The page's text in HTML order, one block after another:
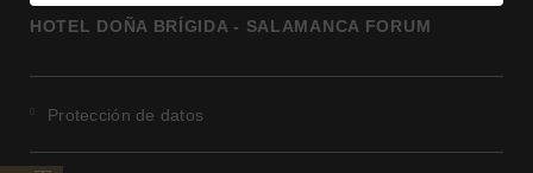
HOTEL DOÑA BRÍGIDA - SALAMANCA FORUM
Protección de datos